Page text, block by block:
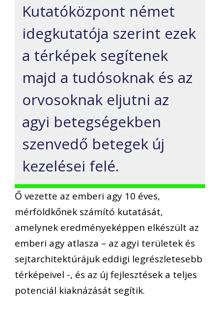
Kutatóközpont német
idegkutatója szerint ezek
a térképek segítenek
majd a tudósoknak és az
orvosoknak eljutni az
agyi betegségekben
szenvedő betegek új
kezelései felé.
Ő vezette az emberi agy 10 éves,
mérföldkőnek számító kutatását,
amelynek eredményeképpen elkészült az
emberi agy atlasza – az agyi területek és
sejtarchitektúrájuk eddigi legrészletesebb
térképeivel -, és az új fejlesztések a teljes
potenciál kiaknázását segítik.